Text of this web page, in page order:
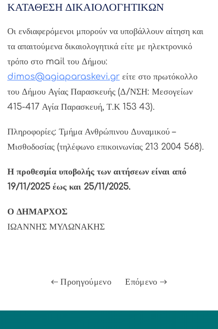
ΚΑΤΑΘΕΣΗ ΔΙΚΑΙΟΛΟΓΗΤΙΚΩΝ
Οι ενδιαφερόμενοι μπορούν να υποβάλλουν αίτηση και
τα απαιτούμενα δικαιολογητικά είτε με ηλεκτρονικό
τρόπο στο mail του Δήμου:
dimos@agiaparaskevi.gr είτε στο πρωτόκολλο
του Δήμου Αγίας Παρασκευής (Δ/ΝΣΗ: Μεσογείων
415-417 Αγία Παρασκευή, Τ.Κ 153 43).
Πληροφορίες: Τμήμα Ανθρώπινου Δυναμικού –
Μισθοδοσίας (τηλέφωνο επικοινωνίας 213 2004 568).
Η προθεσμία υποβολής των αιτήσεων είναι από
19/11/2025 έως και 25/11/2025.
Ο ΔΗΜΑΡΧΟΣ
ΙΩΑΝΝΗΣ ΜΥΛΩΝΑΚΗΣ
Προηγούμενο Επόμενο